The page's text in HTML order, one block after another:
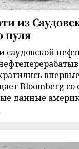
из
нуля
саудовской
Bloomberg
данные